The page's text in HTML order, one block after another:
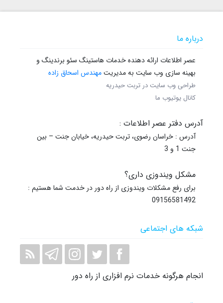
درباره ما
عصر اطلاعات ارائه دهنده خدمات هاستینگ سئو برندینگ و
بهینه سازی وب سایت به مدیریتمهندس اسحاق زاده
طراحی وب سایت در تربت حیدریه
کانال یوتیوب ما
آدرس دفتر عصر اطلاعات :
آدرس : خراسان رضوی، تربت حیدریه، خیابان جنت – بین
جنت 1 و 3
مشکل ویندوزی داری؟
برای رفع مشکلات ویندوزی از راه دور در خدمت شما هستیم :
09156581492
شبکه های اجتماعی
انجام هرگونه خدمات نرم افزاری از راه دور